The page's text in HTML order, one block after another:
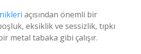
açısından önemli bir
eksiklik ve sessizlik, tıpkı
bir metal tabaka gibi çalışır.